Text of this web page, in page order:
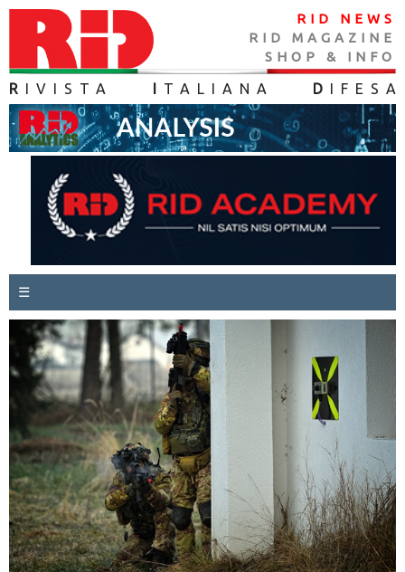
RID NEWS
RID MAGAZINE
SHOP & INFO
R IVISTA TALIANA D IFES A
☰